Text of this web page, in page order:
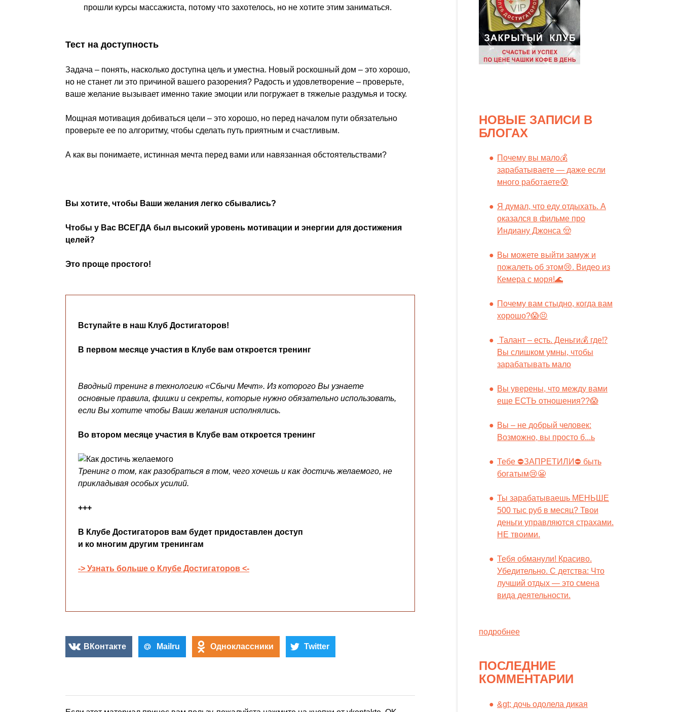
прошли курсы массажиста, потому что захотелось, но не хотите этим заниматься.
Тест на доступность
Задача – понять, насколько доступна цель и уместна. Новый роскошный дом – это хорошо,
но не станет ли это причиной вашего разорения? Радость и удовлетворение – проверьте,
ваше желание вызывает именно такие эмоции или погружает в тяжелые раздумья и тоску.
Мощная мотивация добиваться цели – это хорошо, но перед началом пути обязательно
проверьте ее по алгоритму, чтобы сделать путь приятным и счастливым.
А как вы понимаете, истинная мечта перед вами или навязанная обстоятельствами?
Вы хотите, чтобы Ваши желания легко сбывались?
Чтобы у Вас ВСЕГДА был высокий уровень мотивации и энергии для достижения
целей?
Это проще простого!
Вступайте в наш Клуб Достигаторов!
В первом месяце участия в Клубе вам откроется тренинг
Вводный тренинг в технологию «Сбычи Мечт». Из которого Вы узнаете
основные правила, фишки и секреты, которые нужно обязательно использовать,
если Вы хотите чтобы Ваши желания исполнялись.
Во втором месяце участия в Клубе вам откроется тренинг
Тренинг о том, как разобраться в том, чего хочешь и как достичь желаемого, не
прикладывая особых усилий.
+++
В Клубе Достигаторов вам будет придоставлен доступ
и ко многим другим тренингам
-> Узнать больше о Клубе Достигаторов <-
ВКонтакте Mailru Одноклассники Twitter
НОВЫЕ ЗАПИСИ В
БЛОГАХ
Почему вы мало💰
зарабатываете — даже если
много работаете😰
Я думал, что еду отдыхать. А
оказался в фильме про
Индиану Джонса 🤠
Вы можете выйти замуж и
пожалеть об этом😢. Видео из
Кемера с моря!🌊
Почему вам стыдно, когда вам
хорошо?😱😣
Талант – есть. Деньги💰 где⁉️
Вы слишком умны, чтобы
зарабатывать мало
Вы уверены, что между вами
еще ЕСТЬ отношения??😱
Вы – не добрый человек:
Возможно, вы просто б...ь
Тебе ⛔️ЗАПРЕТИЛИ⛔️ быть
богатым😢😬
Ты зарабатываешь МЕНЬШЕ
500 тыс руб в месяц? Твои
деньги управляются страхами.
НЕ твоими.
Тебя обманули! Красиво.
Убедительно. С детства: Что
лучший отдых — это смена
вида деятельности.
подробнее
ПОСЛЕДНИЕ
КОММЕНТАРИИ
&gt; дочь одолела дикая